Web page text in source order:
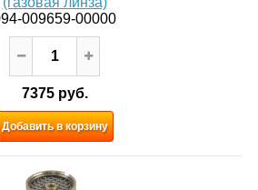
009659-00000
7375 руб.
Добавить в корзину